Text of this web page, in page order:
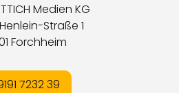
Medien KG
Straße 1
Forchheim
7232 39